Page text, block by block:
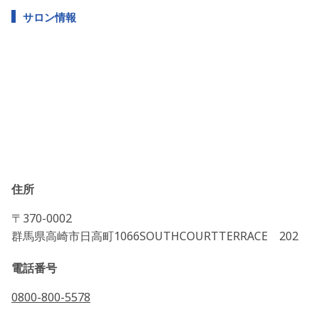
サロン情報
住所
〒370-0002
群馬県高崎市日高町1066SOUTHCOURTTERRACE 202
電話番号
0800-800-5578